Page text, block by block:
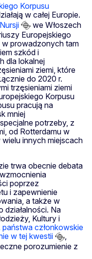
Korpusu
w całej Europie.
Nursji
we Włoszech
Europejskiego
w prowadzonych tam
szkód i
dla lokalnej
ziemi, które
do 2020 r.
trzęsieniami ziemi
Korpusu
pracują na
mniej
potrzeby, z
od Rotterdamu w
innych miejscach
trwa obecnie debata
poprzez
i zapewnienie
a także w
działalności. Na
Kultury i
członkowskie
w tej kwestii
,
porozumienie z